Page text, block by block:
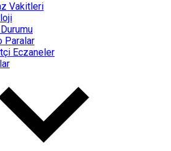
Vakitleri
Paralar
Eczaneler